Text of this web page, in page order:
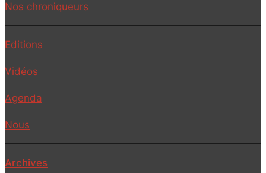
Nos chroniqueurs
Editions
Vidéos
Agenda
Nous
Archives